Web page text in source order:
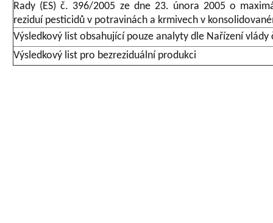
Rady (ES) č. 396/2005 ze dne 23. února 2005 o
reziduí pesticidů v potravinách a krmivech v
Výsledkový list obsahující pouze analyty dle Nařízení vlády
Výsledkový list pro bezreziduální produkci